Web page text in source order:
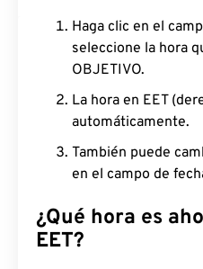
Haga clic en el
seleccione la hora
OBJETIVO.
La hora en EET
automáticamente.
También puede
en el campo de
¿Qué hora es
EET?